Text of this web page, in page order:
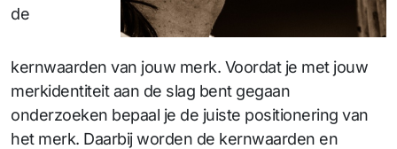
de
kernwaarden van jouw merk. Voordat je met jouw
merkidentiteit aan de slag bent gegaan
onderzoeken bepaal je de juiste positionering van
het merk. Daarbij worden de kernwaarden en